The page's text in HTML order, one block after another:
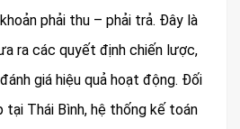
phải thu – phải trả. Đây là
ra các quyết định chiến lược,
giá hiệu quả hoạt động. Đối
tại Thái Bình, hệ thống kế toán